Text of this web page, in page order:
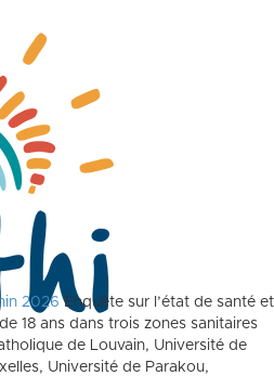
2026 Enquête sur l’état de santé et
18 ans dans trois zones sanitaires
de Louvain, Université de
Université de Parakou,